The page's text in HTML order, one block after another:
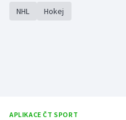
NHL Hokej
APLIKACE ČT SPORT